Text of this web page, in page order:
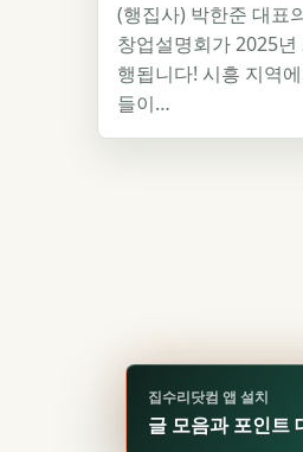
(행집사) 박한준 대표
창업설명회가 2025년
행됩니다! 시흥 지역
들이…
집수리닷컴 앱 설치
글 모음과 포인트